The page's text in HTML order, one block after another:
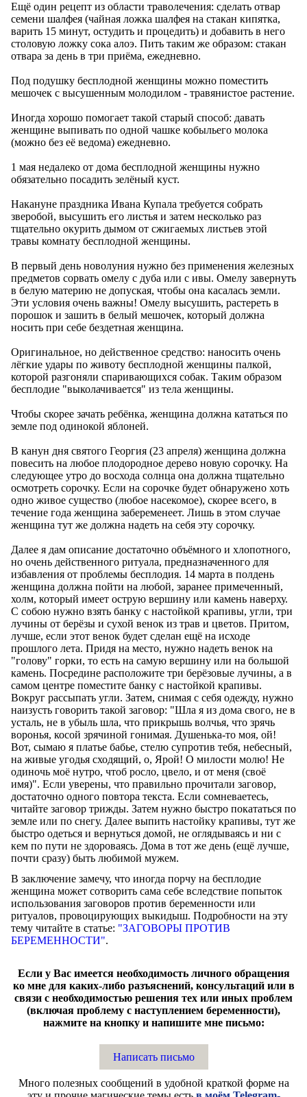
Ещё один рецепт из области траволечения: сделать отвар
семени шалфея (чайная ложка шалфея на стакан кипятка,
варить 15 минут, остудить и процедить) и добавить в него
столовую ложку сока алоэ. Пить таким же образом: стакан
отвара за день в три приёма, ежедневно.
Под подушку бесплодной женщины можно поместить
мешочек с высушенным молодилом - травянистое растение.
Иногда хорошо помогает такой старый способ: давать
женщине выпивать по одной чашке кобыльего молока
(можно без её ведома) ежедневно.
1 мая недалеко от дома бесплодной женщины нужно
обязательно посадить зелёный куст.
Накануне праздника Ивана Купала требуется собрать
зверобой, высушить его листья и затем несколько раз
тщательно окурить дымом от сжигаемых листьев этой
травы комнату бесплодной женщины.
В первый день новолуния нужно без применения железных
предметов сорвать омелу с дуба или с ивы. Омелу завернуть
в белую материю не допуская, чтобы она касалась земли.
Эти условия очень важны! Омелу высушить, растереть в
порошок и зашить в белый мешочек, который должна
носить при себе бездетная женщина.
Оригинальное, но действенное средство: наносить очень
лёгкие удары по животу бесплодной женщины палкой,
которой разгоняли спаривающихся собак. Таким образом
бесплодие "выколачивается" из тела женщины.
Чтобы скорее зачать ребёнка, женщина должна кататься по
земле под одинокой яблоней.
В канун дня святого Георгия (23 апреля) женщина должна
повесить на любое плодородное дерево новую сорочку. На
следующее утро до восхода солнца она должна тщательно
осмотреть сорочку. Если на сорочке будет обнаружено хоть
одно живое существо (любое насекомое), скорее всего, в
течение года женщина забеременеет. Лишь в этом случае
женщина тут же должна надеть на себя эту сорочку.
Далее я дам описание достаточно объёмного и хлопотного,
но очень действенного ритуала, предназначенного для
избавления от проблемы бесплодия. 14 марта в полдень
женщина должна пойти на любой, заранее примеченный,
холм, который имеет острую вершину или камень наверху.
С собою нужно взять банку с настойкой крапивы, угли, три
лучины от берёзы и сухой венок из трав и цветов. Притом,
лучше, если этот венок будет сделан ещё на исходе
прошлого лета. Придя на место, нужно надеть венок на
"голову" горки, то есть на самую вершину или на большой
камень. Посредине расположите три берёзовые лучины, а в
самом центре поместите банку с настойкой крапивы.
Вокруг рассыпать угли. Затем, снимая с себя одежду, нужно
наизусть говорить такой заговор: "Шла я из дома свого, не в
усталь, не в убыль шла, что прикрышь волчья, что зрячь
воронья, косой зрячиной гонимая. Душенька-то моя, ой!
Вот, сымаю я платье бабье, стелю супротив тебя, небесный,
на живые угодья сходящий, о, Ярой! О милости молю! Не
одиночь моё нутро, чтоб росло, цвело, и от меня (своё
имя)". Если уверены, что правильно прочитали заговор,
достаточно одного повтора текста. Если сомневаетесь,
читайте заговор трижды. Затем нужно быстро покататься по
земле или по снегу. Далее выпить настойку крапивы, тут же
быстро одеться и вернуться домой, не оглядываясь и ни с
кем по пути не здороваясь. Дома в тот же день (ещё лучше,
почти сразу) быть любимой мужем.
В заключение замечу, что иногда порчу на бесплодие
женщина может сотворить сама себе вследствие попыток
использования заговоров против беременности или
ритуалов, провоцирующих выкидыш. Подробности на эту
тему читайте в статье: "ЗАГОВОРЫ ПРОТИВ
БЕРЕМЕННОСТИ".
Если у Вас имеется необходимость личного обращения
ко мне для каких-либо разъяснений, консультаций или в
связи с необходимостью решения тех или иных проблем
(включая проблему с наступлением беременности),
нажмите на кнопку и напишите мне письмо:
Написать письмо
Много полезных сообщений в удобной краткой форме на